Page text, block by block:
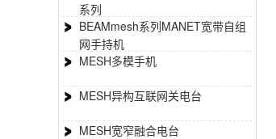
系列
BEAMmesh系列MANET宽带自组
网手持机
MESH多模手机
MESH异构互联网关电台
MESH宽窄融合电台